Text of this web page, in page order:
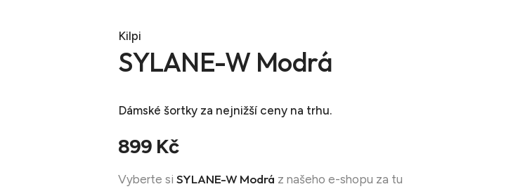
Kilpi
SYLANE-W Modrá
Dámské šortky za nejnižší ceny na trhu.
899 Kč
Vyberte si SYLANE-W Modrá z našeho e-shopu za tu